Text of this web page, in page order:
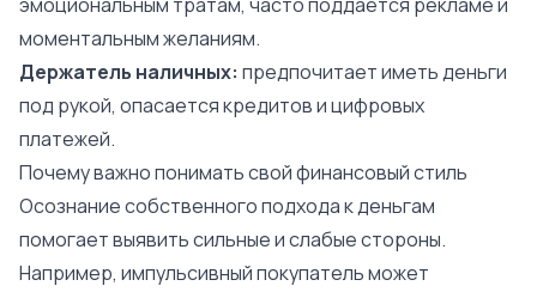
моментальным желаниям.
Держатель наличных: предпочитает иметь деньги
под рукой, опасается кредитов и цифровых
платежей.
Почему важно понимать свой финансовый стиль
Осознание собственного подхода к деньгам
помогает выявить сильные и слабые стороны.
Например, импульсивный покупатель может